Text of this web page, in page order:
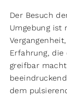
Der Besuch
Umgebung ist
Erfahrung, die
greifbar
dem